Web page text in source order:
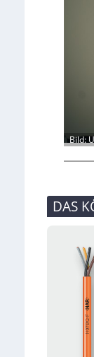
Bild:
DAS